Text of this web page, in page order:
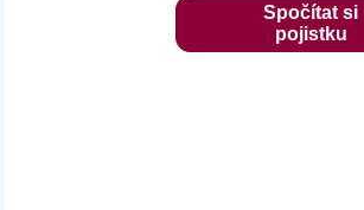
Spočítat si
pojistku